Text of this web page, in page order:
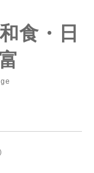
食・日